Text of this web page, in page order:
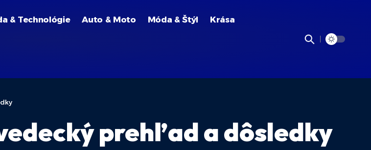
& Technológie Auto & Moto Móda & Štýl Krása
prehľad a dôsledky